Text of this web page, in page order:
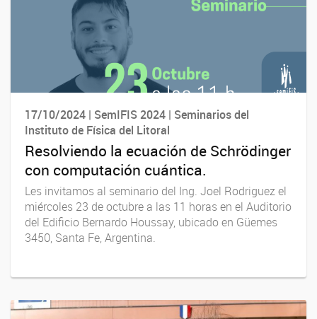
17/10/2024 | SemIFIS 2024 | Seminarios del
Instituto de Física del Litoral
Resolviendo la ecuación de Schrödinger
con computación cuántica.
Les invitamos al seminario del Ing. Joel Rodriguez el
miércoles 23 de octubre a las 11 horas en el Auditorio
del Edificio Bernardo Houssay, ubicado en Güemes
3450, Santa Fe, Argentina.